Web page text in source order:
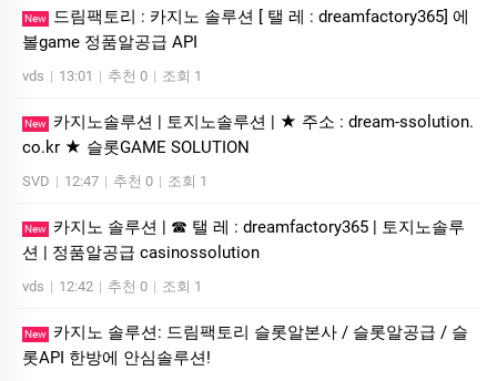
New
드림팩토리 : 카­지노 솔­루션 [ 탤 레 : dreamfactory365] 에
볼game 정품알공급 API
vds | 13:01 | 추천 0 | 조회 1
New
카지노솔루션 | 토지노솔루션 | ★ 주소 : dream-ssolution.
co.kr ★ 슬롯GAME SOLUTION
SVD | 12:47 | 추천 0 | 조회 1
New
카­지노 솔­루션 | ☎ 탤 레 : dreamfactory365 | 토지노솔­루
션 | 정품알공급 casinossolution
vds | 12:42 | 추천 0 | 조회 1
New
카지노 솔루션: 드림팩토리 슬롯알본사 / 슬롯알공급 / 슬
롯API 한방에 안심솔루션!